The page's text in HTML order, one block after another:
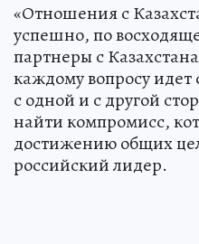
«Отношения с
успешно, по
партнеры с
каждому вопросу идет
с одной и с другой
найти компромисс,
достижению общих
российский лидер.